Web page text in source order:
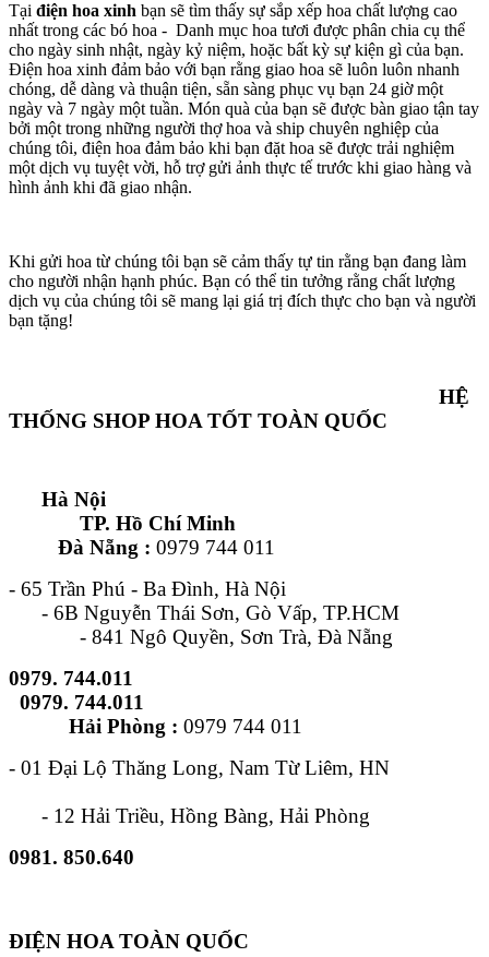
Tại điện hoa xinh bạn sẽ tìm thấy sự sắp xếp hoa chất lượng cao
nhất trong các bó hoa - Danh mục hoa tươi được phân chia cụ thể
cho ngày sinh nhật, ngày kỷ niệm, hoặc bất kỳ sự kiện gì của bạn.
Điện hoa xinh đảm bảo với bạn rằng giao hoa sẽ luôn luôn nhanh
chóng, dễ dàng và thuận tiện, sẵn sàng phục vụ bạn 24 giờ một
ngày và 7 ngày một tuần. Món quà của bạn sẽ được bàn giao tận tay
bởi một trong những người thợ hoa và ship chuyên nghiệp của
chúng tôi, điện hoa đảm bảo khi bạn đặt hoa sẽ được trải nghiệm
một dịch vụ tuyệt vời, hỗ trợ gửi ảnh thực tế trước khi giao hàng và
hình ảnh khi đã giao nhận.
Khi gửi hoa từ chúng tôi bạn sẽ cảm thấy tự tin rằng bạn đang làm
cho người nhận hạnh phúc. Bạn có thể tin tưởng rằng chất lượng
dịch vụ của chúng tôi sẽ mang lại giá trị đích thực cho bạn và người
bạn tặng!
HỆ
THỐNG SHOP HOA TỐT TOÀN QUỐC
Hà Nội
TP. Hồ Chí Minh
Đà Nẵng : 0979 744 011
- 65 Trần Phú - Ba Đình, Hà Nội
- 6B Nguyễn Thái Sơn, Gò Vấp, TP.HCM
- 841 Ngô Quyền, Sơn Trà, Đà Nẵng
0979. 744.011
0979. 744.011
Hải Phòng : 0979 744 011
- 01 Đại Lộ Thăng Long, Nam Từ Liêm, HN
- 12 Hải Triều, Hồng Bàng, Hải Phòng
0981. 850.640
ĐIỆN HOA TOÀN QUỐC